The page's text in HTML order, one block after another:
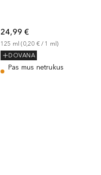
24,99 €
125 ml (0,20 € / 1 ml)
DOVANA
Pas mus netrukus